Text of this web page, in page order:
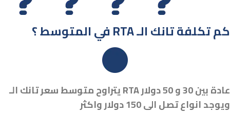
في المتوسط ؟ RTA كم تكلفة تانك الـ
يتراوح متوسط ​​سعر تانك الـ RTA عادة بين 30 و 50 دولار
ويوجد انواع تصل الى 150 دولار واكثر